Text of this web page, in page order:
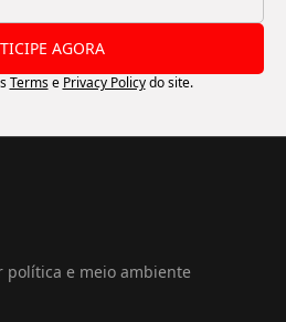
AGORA
Termse Privacy Policydo site.
política e meio ambiente